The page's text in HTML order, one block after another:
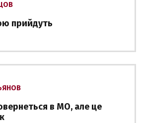
прийдуть
в МО, але це